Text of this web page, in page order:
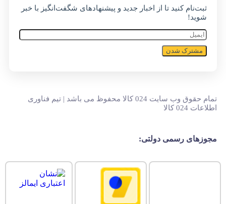
ثبت‌نام کنید تا از اخبار جدید و پیشنهاد‌های شگفت‌انگیز با خبر
شوید!
مشترک شدن
تمام حقوق وب سایت 024 کالا محفوظ می باشد | تیم فناوری
اطلاعات 024 کالا
مجوزهای رسمی دولتی: